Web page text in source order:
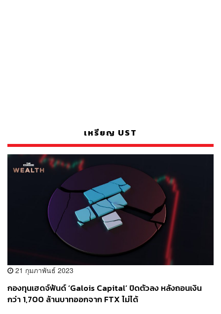
เหรียญ UST
21 กุมภาพันธ์ 2023
กองทุนเฮดจ์ฟันด์ ‘Galois Capital’ ปิดตัวลง หลังถอนเงิน
กว่า 1,700 ล้านบาทออกจาก FTX ไม่ได้